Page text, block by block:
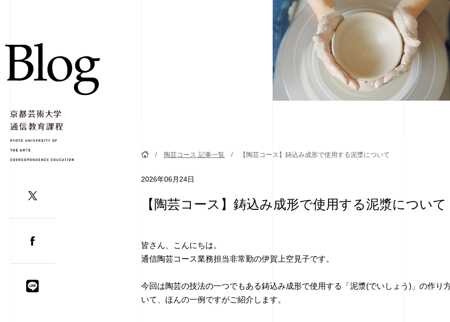
陶芸コース 記事一覧 【陶芸コース】鋳込み成形で使用する泥漿について
2026年06月24日
【陶芸コース】鋳込み成形で使用する泥漿について
皆さん、こんにちは。
通信陶芸コース業務担当非常勤の伊賀上空見子です。
今回は陶芸の技法の一つでもある鋳込み成形で使用する「泥漿(でいしょう)」の作り
いて、ほんの一例ですがご紹介します。